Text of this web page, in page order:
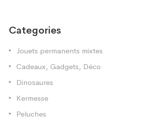
Categories
Jouets permanents mixtes
Cadeaux, Gadgets, Déco
Dinosaures
Kermesse
Peluches